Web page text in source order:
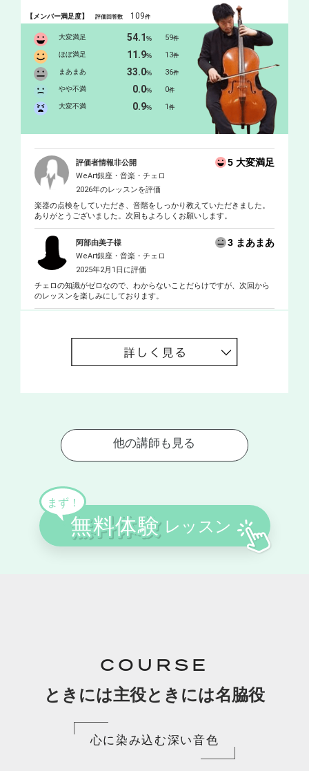
クラシック音楽コンクール弦楽器部門千葉県予選の審査員を務め
る。 これまでにチェロを今泉文希、田中進、ドミトリー・フェイ
ギン、鈴木秀美、室内楽を荒井英治、百武由紀、山口裕之、齋藤
真知亜、ドミトリー・フェイギン、オリジナル楽器アンサンブル
を井上静香、成田寛、坪井悠佳、鈴木秀美、指揮を三原明人の各
氏に師事。
【メンバー満足度】評価回答数 109件
大変満足 54.1% 59件
ほぼ満足 11.9% 13件
まあまあ 33.0% 36件
やや不満 0.0% 0件
大変不満 0.9% 1件
評価者情報非公開 5 大変満足
WeArt銀座・音楽・チェロ
2026年のレッスンを評価
楽器の点検をしていただき、音階をしっかり教えていただきました。
ありがとうございました。次回もよろしくお願いします。
阿部由美子様 3 まあまあ
WeArt銀座・音楽・チェロ
2025年2月1日に評価
チェロの知識がゼロなので、わからないことだらけですが、次回から
のレッスンを楽しみにしております。
COURSE
ときには主役ときには名脇役
心に染み込む深い音色